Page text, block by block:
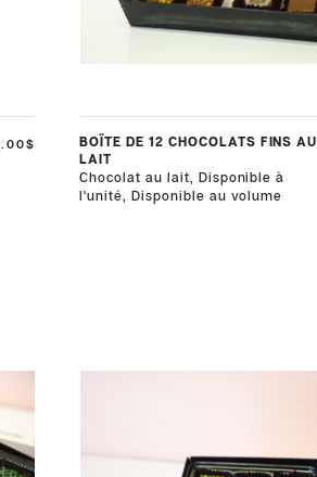
.00$
BOÎTE DE 12 CHOCOLATS FINS AU
LAIT
Chocolat au lait, Disponible à
l'unité, Disponible au volume